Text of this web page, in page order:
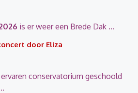
is er weer een Brede Dak ...
door Eliza
ervaren conservatorium geschoold